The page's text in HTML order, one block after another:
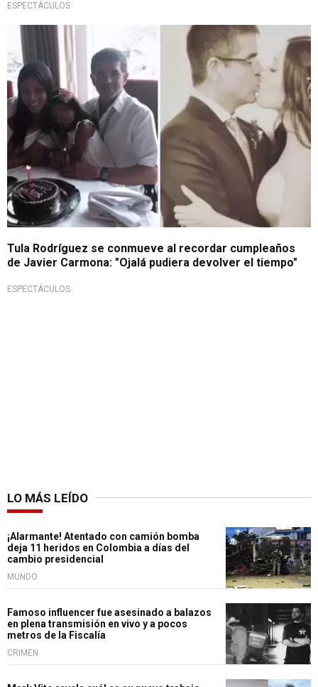
ESPECTÁCULOS
Tula Rodríguez se conmueve al recordar cumpleaños
de Javier Carmona: "Ojalá pudiera devolver el tiempo"
ESPECTÁCULOS
LO MÁS LEÍDO
¡Alarmante! Atentado con camión bomba
deja 11 heridos en Colombia a días del
cambio presidencial
MUNDO
Famoso influencer fue asesinado a balazos
en plena transmisión en vivo y a pocos
metros de la Fiscalía
CRIMEN